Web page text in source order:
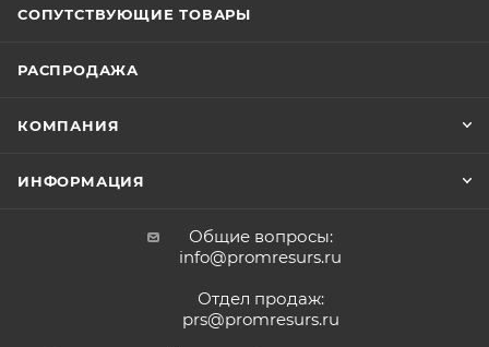
СОПУТСТВУЮЩИЕ ТОВАРЫ
РАСПРОДАЖА
КОМПАНИЯ
ИНФОРМАЦИЯ
Общие вопросы:
info@promresurs.ru
Отдел продаж:
prs@promresurs.ru